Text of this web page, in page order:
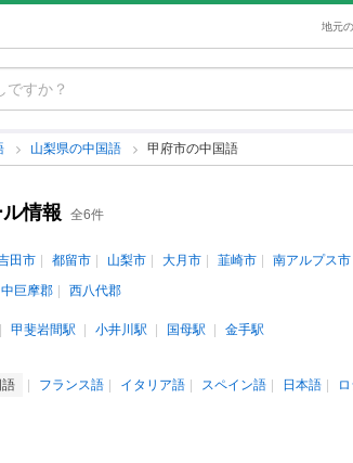
地元
山梨県の中国語 甲府市の中国語
情報 全6件
田市 都留市 山梨市 大月市 韮崎市 南アルプス市
中巨摩郡 西八代郡
甲斐岩間駅 小井川駅 国母駅
金手駅
フランス語 イタリア語 スペイン語 日本語